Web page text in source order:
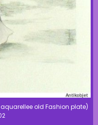
old Fashion plate)